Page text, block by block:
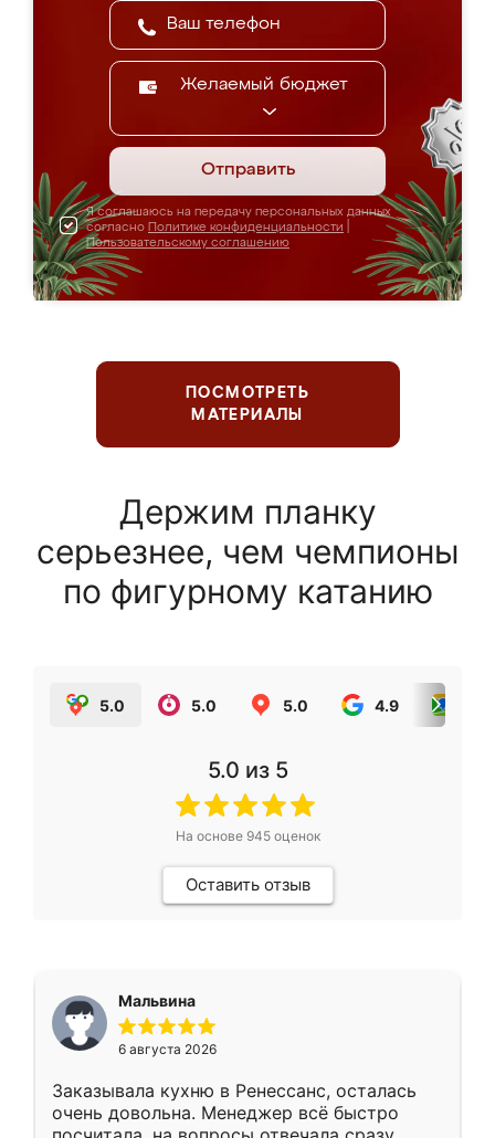
Желаемый бюджет
Отправить
Я соглашаюсь на передачу персональных данных
согласно Политике конфиденциальности
Пользовательскому соглашению
ПОСМОТРЕТЬ
МАТЕРИАЛЫ
Держим планку
серьезнее, чем чемпионы
по фигурному катанию
5.0 5.0 5.0 4.9
5.0 из 5
На основе 945оценок
Оставить отзыв
Мальвина
6 августа 2026
Заказывала кухню в Ренессанс, осталась
очень довольна. Менеджер всё быстро